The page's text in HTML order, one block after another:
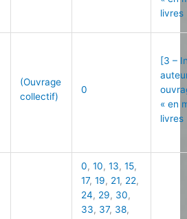
livres
(Ouvrage
collectif)
0
[3 –
« en
livres
0,10,13,15,
17,19, 21, 22,
24, 29, 30,
33, 37, 38,